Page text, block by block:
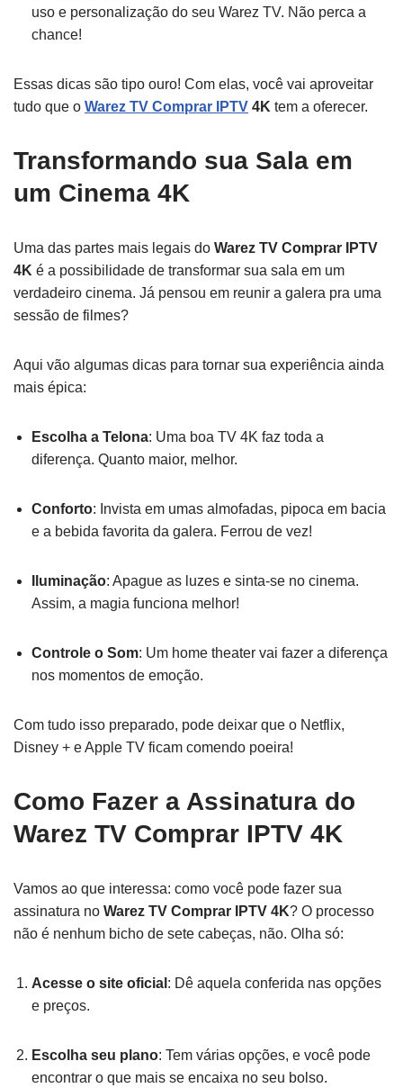
uso e personalização do seu Warez TV. Não perca a
chance!
Essas dicas são tipo ouro! Com elas, você vai aproveitar
tudo que o Warez TV Comprar IPTV 4K tem a oferecer.
Transformando sua Sala em
um Cinema 4K
Uma das partes mais legais do Warez TV Comprar IPTV
4K é a possibilidade de transformar sua sala em um
verdadeiro cinema. Já pensou em reunir a galera pra uma
sessão de filmes?
Aqui vão algumas dicas para tornar sua experiência ainda
mais épica:
Escolha a Telona: Uma boa TV 4K faz toda a
diferença. Quanto maior, melhor.
Conforto: Invista em umas almofadas, pipoca em bacia
e a bebida favorita da galera. Ferrou de vez!
Iluminação: Apague as luzes e sinta-se no cinema.
Assim, a magia funciona melhor!
Controle o Som: Um home theater vai fazer a diferença
nos momentos de emoção.
Com tudo isso preparado, pode deixar que o Netflix,
Disney + e Apple TV ficam comendo poeira!
Como Fazer a Assinatura do
Warez TV Comprar IPTV 4K
Vamos ao que interessa: como você pode fazer sua
assinatura no Warez TV Comprar IPTV 4K? O processo
não é nenhum bicho de sete cabeças, não. Olha só:
Acesse o site oficial : Dê aquela conferida nas opções
e preços.
Escolha seu plano: Tem várias opções, e você pode
encontrar o que mais se encaixa no seu bolso.